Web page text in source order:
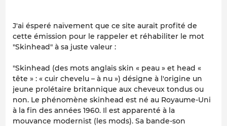
J'ai ésperé naïvement que ce site aurait profité de
cette émission pour le rappeler et réhabiliter le mot
"Skinhead" à sa juste valeur :
"Skinhead (des mots anglais skin « peau » et head «
tête » : « cuir chevelu – à nu ») désigne à l'origine un
jeune prolétaire britannique aux cheveux tondus ou
non. Le phénomène skinhead est né au Royaume-Uni
à la fin des années 1960. Il est apparenté à la
mouvance modernist (les mods). Sa bande-son